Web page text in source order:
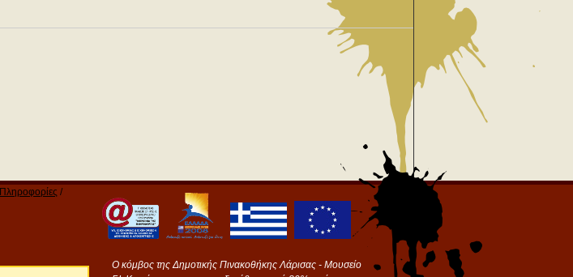
Πληροφορίες
Ο κόμβος της Δημοτικής Πινακοθήκης Λάρισας - Μουσείο